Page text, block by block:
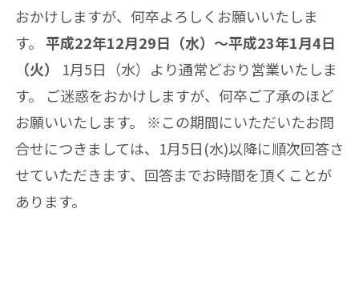
おかけしますが、何卒よろしくお願いいたしま
す。 平成22年12月29日（水）～平成23年1月4日
（火）
1月5日（水）より通常どおり営業いたしま
す。 ご迷惑をおかけしますが、何卒ご了承のほど
お願いいたします。 ※この期間にいただいたお問
合せにつきましては、1月5日(水)以降に順次回答さ
せていただきます、回答までお時間を頂くことが
あります。